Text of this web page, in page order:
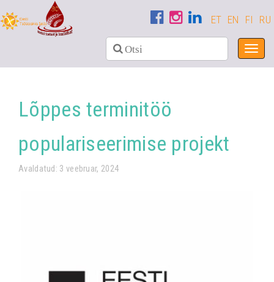
ET EN FI RU
Lõppes terminitöö
populariseerimise projekt
Avaldatud: 3 veebruar, 2024